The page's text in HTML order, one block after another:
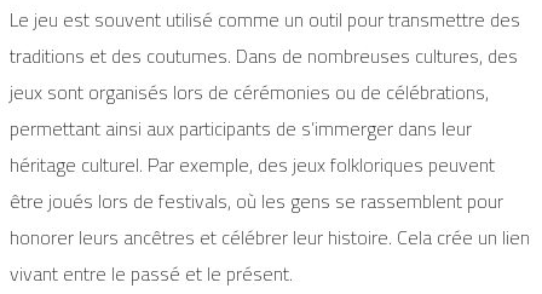
Le jeu est souvent utilisé comme un outil pour transmettre des
traditions et des coutumes. Dans de nombreuses cultures, des
jeux sont organisés lors de cérémonies ou de célébrations,
permettant ainsi aux participants de s’immerger dans leur
héritage culturel. Par exemple, des jeux folkloriques peuvent
être joués lors de festivals, où les gens se rassemblent pour
honorer leurs ancêtres et célébrer leur histoire. Cela crée un lien
vivant entre le passé et le présent.